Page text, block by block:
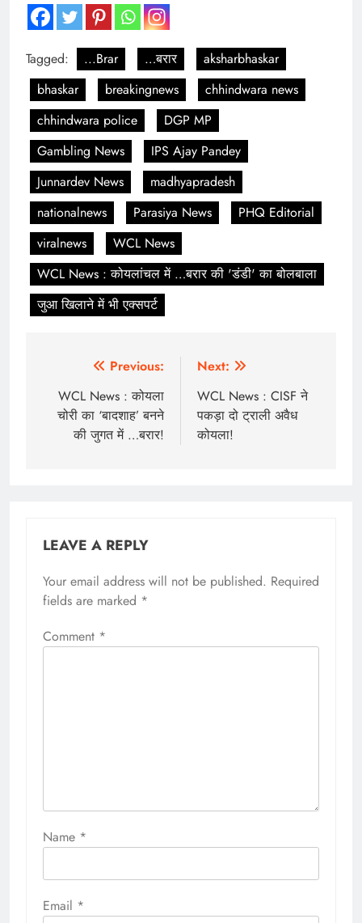
Tagged: ...Brar …बरार
aksharbhaskar
bhaskar
breakingnews
chhindwara news
chhindwara police
DGP MP
Gambling News
IPS Ajay Pandey
Junnardev News
madhyapradesh
nationalnews
Parasiya News
PHQ Editorial
viralnews
WCL News
WCL News : कोयलांचल में …बरार की 'डंडी' का बोलबाला
जुआ खिलाने में भी एक्सपर्ट
navigation
Previous:
WCL News : कोयला
चोरी का ‘बादशाह’ बनने
की जुगत में …बरार!
Next:
WCL News : CISF ने
पकड़ा दो ट्राली अवैध
कोयला!
LEAVE A REPLY
Your email address will not be published. Required
fields are marked *
Comment *
Name *
Email *